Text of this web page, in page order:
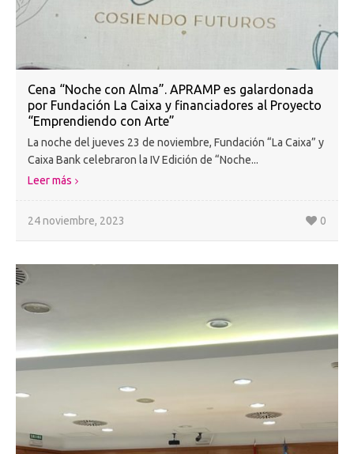
Cena “Noche con Alma”. APRAMP es galardonada
por Fundación La Caixa y financiadores al Proyecto
“Emprendiendo con Arte”
La noche del jueves 23 de noviembre, Fundación “La Caixa” y
Caixa Bank celebraron la IV Edición de “Noche...
Leer más
24 noviembre, 2023 0